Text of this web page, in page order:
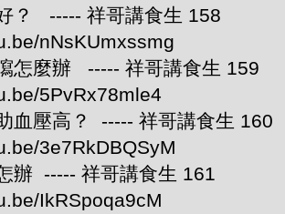
？ ----- 祥哥講食生 158
nNsKUmxssmg
怎麼辦 ----- 祥哥講食生 159
5PvRx78mle4
血壓高？ ----- 祥哥講食生 160
3e7RkDBQSyM
辦 ----- 祥哥講食生 161
IkRSpoqa9cM